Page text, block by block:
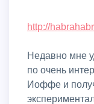
http://
Недавно мне
по очень
Иоффе и